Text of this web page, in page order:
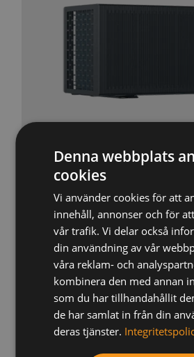
ERApro
Karriär
Logga in
Denna webbplats
cookies
Vi använder cookies för att
innehåll, annonser och för
vår trafik. Vi delar också
din användning av vår
våra reklam- och
kombinera den med annan
som du har tillhandahållit
de har samlat in från din
deras tjänster.